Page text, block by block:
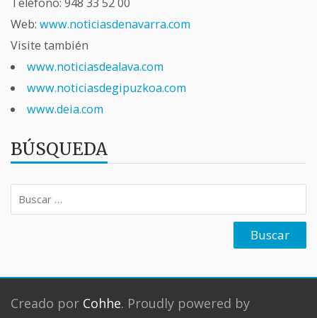
Web: www.noticiasdenavarra.com
Visite también
www.noticiasdealava.com
www.noticiasdegipuzkoa.com
www.deia.com
BÚSQUEDA
Buscar:
Creado por Cohhe. Proudly powered by